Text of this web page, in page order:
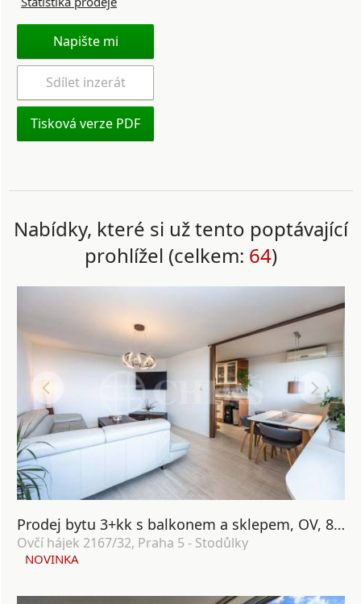
Napište mi
Sdílet inzerát
Tisková verze PDF
Nabídky, které si už tento poptávající
prohlížel (celkem: 64)
Prodej bytu 3+kk s balkonem a sklepem, OV, 84m2, ul. Ovčí hájek 2167/32, Praha 5 - Stodůlky
Ovčí hájek 2167/32, Praha 5 - Stodůlky
NOVINKA